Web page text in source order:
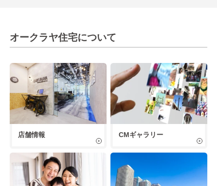
オークラヤ住宅について
店舗情報 CMギャラリー